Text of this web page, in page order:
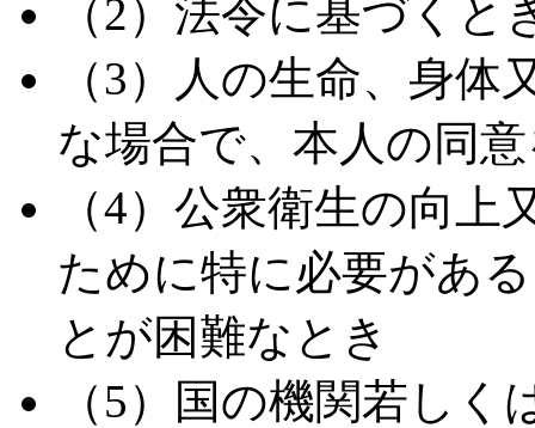
（2）法令に基づくと
（3）人の生命、身
な場合で、本人の同
（4）公衆衛生の向
ために特に必要があ
とが困難なとき
（5）国の機関若し